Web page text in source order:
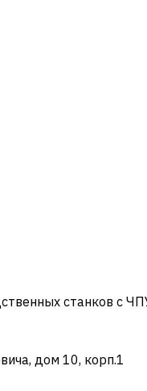
станков с
дом 10, корп.1